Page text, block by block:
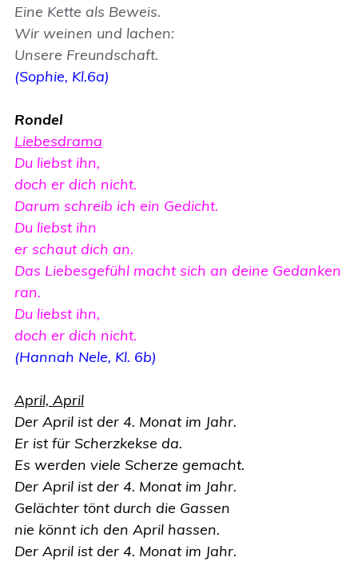
Eine Kette als Beweis.
Wir weinen und lachen:
Unsere Freundschaft.
(Sophie, Kl.6a)
Rondel
Liebesdrama
Du liebst ihn,
doch er dich nicht.
Darum schreib ich ein Gedicht.
Du liebst ihn
er schaut dich an.
Das Liebesgefühl macht sich an deine Gedanken
ran.
Du liebst ihn,
doch er dich nicht.
(Hannah Nele, Kl. 6b)
April, April
Der April ist der 4. Monat im Jahr.
Er ist für Scherzkekse da.
Es werden viele Scherze gemacht.
Der April ist der 4. Monat im Jahr.
Gelächter tönt durch die Gassen
nie könnt ich den April hassen.
Der April ist der 4. Monat im Jahr.